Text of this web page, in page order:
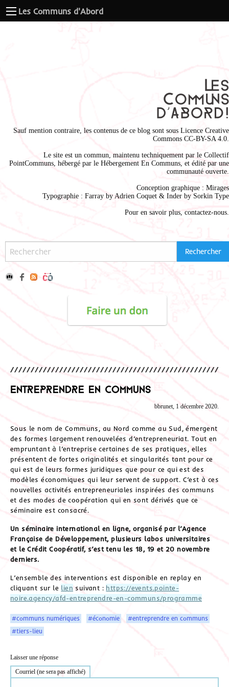
Les Communs d'Abord
Sauf mention contraire, les contenus de ce blog sont sous Licence Creative
Commons CC-BY-SA 4.0
Le site est un commun, maintenu techniquement par le Collectif
PointCommuns , hébergé par le Hébergement En Communs , et édité par une
communauté ouverte.
Conception graphique : Mirages
Typographie : Farray by Adrien Coquet & Inder by Sorkin Type
Pour en savoir plus, contactez-nous
Entreprendre en communs
bbrunet, 1 décembre 2020.
Sous le nom de Communs, au Nord comme au Sud, émergent
des formes largement renouvelées d’entrepreneuriat. Tout en
empruntant à l’entreprise certaines de ses pratiques, elles
présentent de fortes originalités et singularités tant pour ce
qui est de leurs formes juridiques que pour ce qui est des
modèles économiques qui leur servent de support. C’est à ces
nouvelles activités entrepreneuriales inspirées des communs
et des modes de coopération qui en sont dérivés que ce
séminaire est consacré.
Un séminaire international en ligne, organisé par l’Agence
Française de Développement, plusieurs labos universitaires
et le Crédit Coopératif, s’est tenu les 18, 19 et 20 novembre
derniers.
L’ensemble des interventions est disponible en replay en
cliquant sur le lien suivant : https://events.pointe-
noire.agency/afd-entreprendre-en-communs/programme
#communs numériques #économie
#entreprendre en communs
#tiers-lieu
Laisser une réponse
Courriel (ne sera pas affiché)